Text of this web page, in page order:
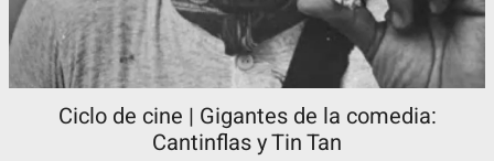
Ciclo de cine | Gigantes de la comedia:
Cantinflas y Tin Tan​